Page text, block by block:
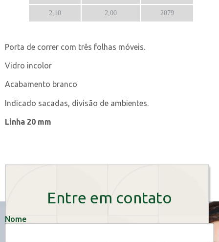
2,10 2,00 2079
Porta de correr com três folhas móveis.
Vidro incolor
Acabamento branco
Indicado sacadas, divisão de ambientes.
Linha 20 mm
Entre em contato
Nome